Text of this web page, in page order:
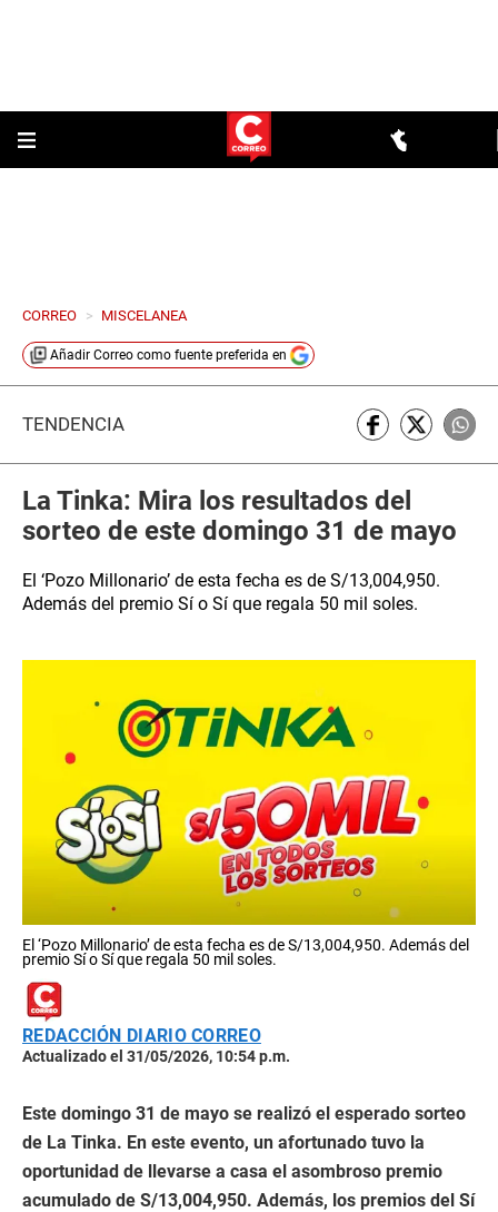
CORREO > MISCELANEA
Añadir Correo como fuente preferida en
TENDENCIA
La Tinka: Mira los resultados del
sorteo de este domingo 31 de mayo
El ‘Pozo Millonario’ de esta fecha es de S/13,004,950.
Además del premio Sí o Sí que regala 50 mil soles.
El ‘Pozo Millonario’ de esta fecha es de S/13,004,950. Además del
premio Sí o Sí que regala 50 mil soles.
REDACCIÓN DIARIO CORREO
Actualizado el 31/05/2026, 10:54 p.m.
Este domingo 31 de mayo se realizó el esperado sorteo
de La Tinka. En este evento, un afortunado tuvo la
oportunidad de llevarse a casa el asombroso premio
acumulado de S/13,004,950. Además, los premios del Sí